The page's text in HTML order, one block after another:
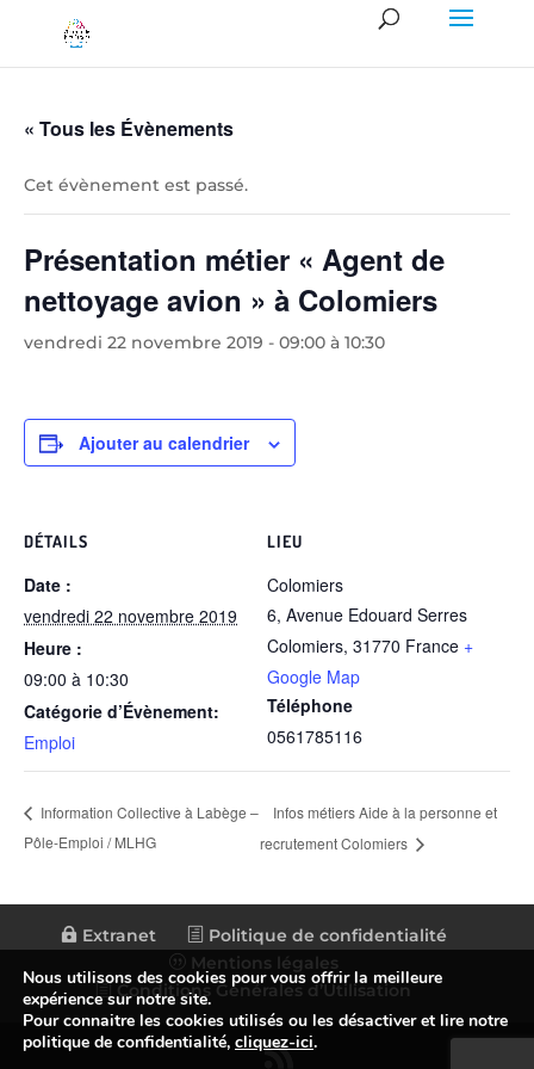
« Tous les Évènements
Cet évènement est passé.
Présentation métier « Agent de
nettoyage avion » à Colomiers
vendredi 22 novembre 2019 - 09:00 à 10:30
Ajouter au calendrier
DÉTAILS
Date :
vendredi 22 novembre 2019
Heure :
09:00 à 10:30
Catégorie d’Évènement:
Emploi
LIEU
Colomiers
6, Avenue Edouard Serres
Colomiers, 31770 France +
Google Map
Téléphone
0561785116
Information Collective à Labège –
Pôle-Emploi / MLHG
Infos métiers Aide à la personne et
recrutement Colomiers
Extranet
Politique de confidentialité
Mentions légales
Conditions Générales d’Utilisation
Nous utilisons des cookies pour vous offrir la meilleure
expérience sur notre site.
Pour connaitre les cookies utilisés ou les désactiver et lire notre
politique de confidentialité, cliquez-ici.